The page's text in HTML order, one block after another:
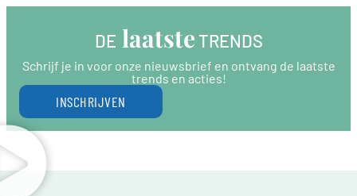
DE laatste TRENDS
Schrijf je in voor onze nieuwsbrief en ontvang de laatste
trends en acties!
INSCHRIJVEN